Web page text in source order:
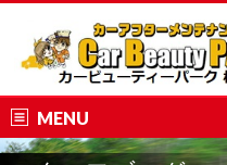
MENU